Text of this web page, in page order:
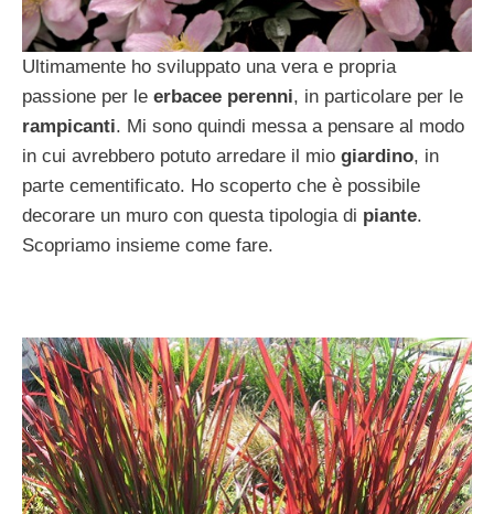
Ultimamente ho sviluppato una vera e propria
passione per le erbacee perenni, in particolare per le
rampicanti. Mi sono quindi messa a pensare al modo
in cui avrebbero potuto arredare il mio giardino, in
parte cementificato. Ho scoperto che è possibile
decorare un muro con questa tipologia di piante.
Scopriamo insieme come fare.